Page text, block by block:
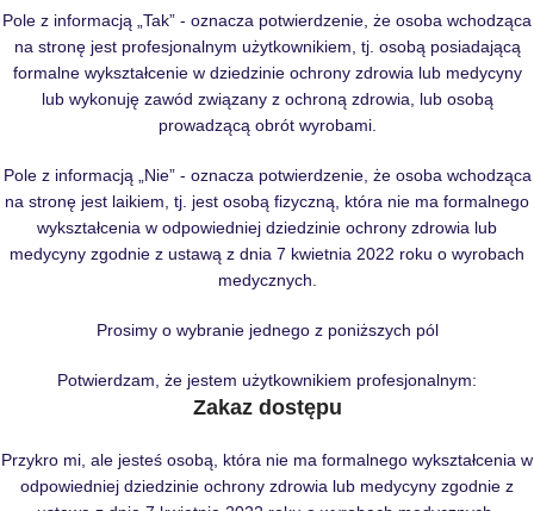
Pole z informacją „Tak” - oznacza potwierdzenie, że osoba wchodząca
na stronę jest profesjonalnym użytkownikiem, tj. osobą posiadającą
formalne wykształcenie w dziedzinie ochrony zdrowia lub medycyny
lub wykonuję zawód związany z ochroną zdrowia, lub osobą
prowadzącą obrót wyrobami.
Pole z informacją „Nie” - oznacza potwierdzenie, że osoba wchodząca
na stronę jest laikiem, tj. jest osobą fizyczną, która nie ma formalnego
wykształcenia w odpowiedniej dziedzinie ochrony zdrowia lub
medycyny zgodnie z ustawą z dnia 7 kwietnia 2022 roku o wyrobach
medycznych.
Prosimy o wybranie jednego z poniższych pól
Potwierdzam, że jestem użytkownikiem profesjonalnym:
Zakaz dostępu
Przykro mi, ale jesteś osobą, która nie ma formalnego wykształcenia w
odpowiedniej dziedzinie ochrony zdrowia lub medycyny zgodnie z